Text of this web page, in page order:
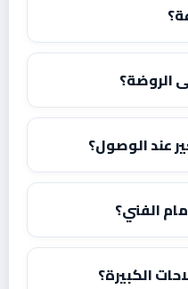
الروضة؟
عند الوصول؟
الفني؟
الكبيرة؟